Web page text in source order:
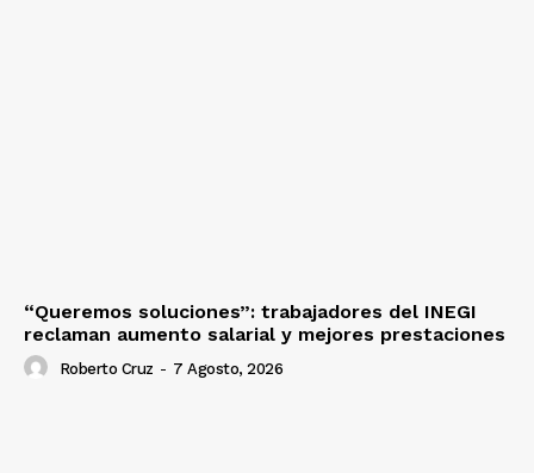
“Queremos soluciones”: trabajadores del INEGI
reclaman aumento salarial y mejores prestaciones
Roberto Cruz - 7 Agosto, 2026